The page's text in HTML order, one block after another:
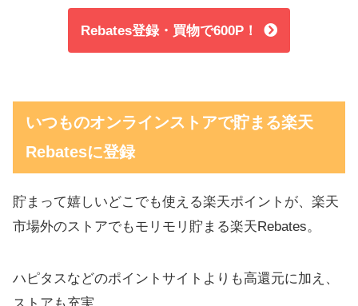
Rebates登録・買物で600P！
いつものオンラインストアで貯まる楽天
Rebatesに登録
貯まって嬉しいどこでも使える楽天ポイントが、楽天
市場外のストアでもモリモリ貯まる楽天Rebates。
ハピタスなどのポイントサイトよりも高還元に加え、